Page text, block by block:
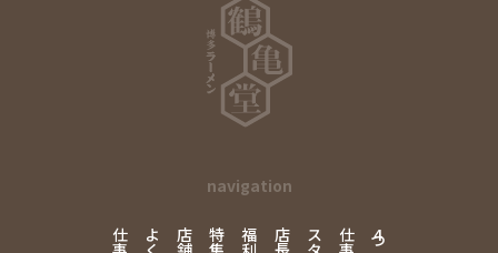
navigation
4